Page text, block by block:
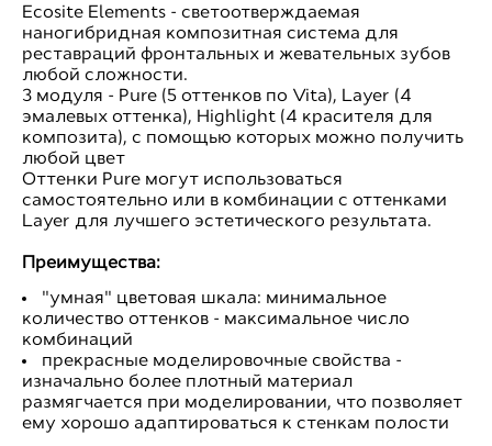
Ecosite Elements - cветоотверждаемая
наногибридная композитная система для
реставраций фронтальных и жевательных зубов
любой сложности.
3 модуля - Pure (5 оттенков по Vita), Layer (4
эмалевых оттенка), Highlight (4 красителя для
композита), с помощью которых можно получить
любой цвет
Оттенки Pure могут использоваться
самостоятельно или в комбинации с оттенками
Layer для лучшего эстетического результата.
Преимущества:
"умная" цветовая шкала: минимальное
количество оттенков - максимальное число
комбинаций
прекрасные моделировочные свойства -
изначально более плотный материал
размягчается при моделировании, что позволяет
ему хорошо адаптироваться к стенкам полости